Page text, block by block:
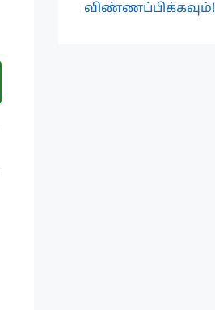
விண்ணப்பிக்கவும்!